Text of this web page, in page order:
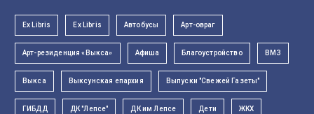
Ex Libris Ex Libris Автобусы Арт-овраг
Арт-резиденция «Выкса» Афиша Благоустройство ВМЗ
Выкса Выксунская епархия Выпуски "Свежей Газеты"
ГИБДД ДК "Лепсе" ДК им Лепсе Дети ЖКХ